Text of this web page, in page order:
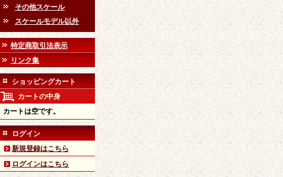
その他スケール
スケールモデル以外
特定商取引法表示
リンク集
ショッピングカート
カートの中身
カートは空です。
ログイン
新規登録はこちら
ログインはこちら